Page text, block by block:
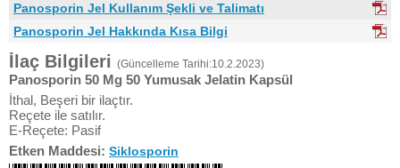
Panosporin Jel Kullanım Şekli ve Talimatı
Panosporin Jel Hakkında Kısa Bilgi
İlaç Bilgileri (Güncelleme Tarihi:10.2.2023)
Panosporin 50 Mg 50 Yumusak Jelatin Kapsül
İthal, Beşeri bir ilaçtır.
Reçete ile satılır.
E-Reçete: Pasif
Etken Maddesi: Siklosporin